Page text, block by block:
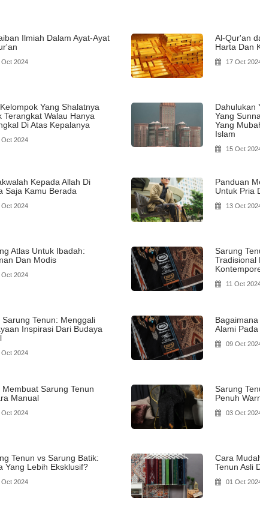
Ilmiah Dalam Ayat-Ayat
Oct 2024
Al-Qur'an
Harta Dan
17 Oct
Yang Shalatnya
Terangkat Walau Hanya
Di Atas Kepalanya
Oct 2024
Dahulukan
Yang
Yang
Islam
15 Oct
Kepada Allah Di
Saja Kamu Berada
Oct 2024
Panduan
Untuk Pria
13 Oct
Atlas Untuk Ibadah:
Dan Modis
Oct 2024
Sarung
Tradisional
11 Oct
Sarung Tenun: Menggali
Inspirasi Dari Budaya
Oct 2024
Alami
09 Oct
Membuat Sarung Tenun
Manual
Oct 2024
Sarung
Penuh
03 Oct
Tenun vs Sarung Batik:
Yang Lebih Eksklusif?
Oct 2024
Cara
Tenun Asli
01 Oct